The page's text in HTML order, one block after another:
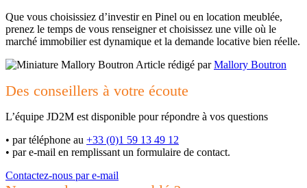
Que vous choisissiez d’investir en Pinel ou en location meublée,
prenez le temps de vous renseigner et choisissez une ville où le
marché immobilier est dynamique et la demande locative bien réelle.
Article rédigé parMallory Boutron
Des conseillers à votre écoute
L’équipe JD2M est disponible pour répondre à vos questions
• par téléphone au +33 (0)1 59 13 49 12
• par e-mail en remplissant un formulaire de contact.
Contactez-nous par e-mail